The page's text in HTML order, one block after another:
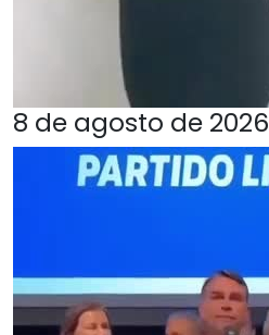
8 de agosto de 2026